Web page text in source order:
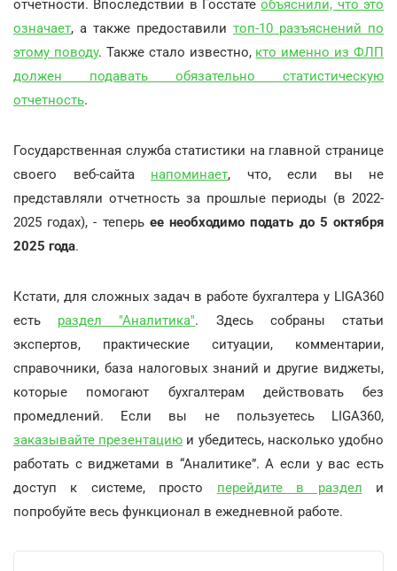
отчетности. Впоследствии в Госстатеобъяснили, что это
означает, а также предоставили топ-10 разъяснений по
этому поводу. Также стало известно, кто именно из ФЛП
должен подавать обязательно статистическую
отчетность.
Государственная служба статистики на главной странице
своего веб-сайта напоминает, что, если вы не
представляли отчетность за прошлые периоды (в 2022-
2025 годах), - теперь ее необходимо подать до 5 октября
2025 года.
Кстати, для сложных задач в работе бухгалтера у LIGA360
есть раздел "Аналитика". Здесь собраны статьи
экспертов, практические ситуации, комментарии,
справочники, база налоговых знаний и другие виджеты,
которые помогают бухгалтерам действовать без
промедлений. Если вы не пользуетесь LIGA360,
заказывайте презентацию и убедитесь, насколько удобно
работать с виджетами в “Аналитике”. А если у вас есть
доступ к системе, просто перейдите в раздел и
попробуйте весь функционал в ежедневной работе.